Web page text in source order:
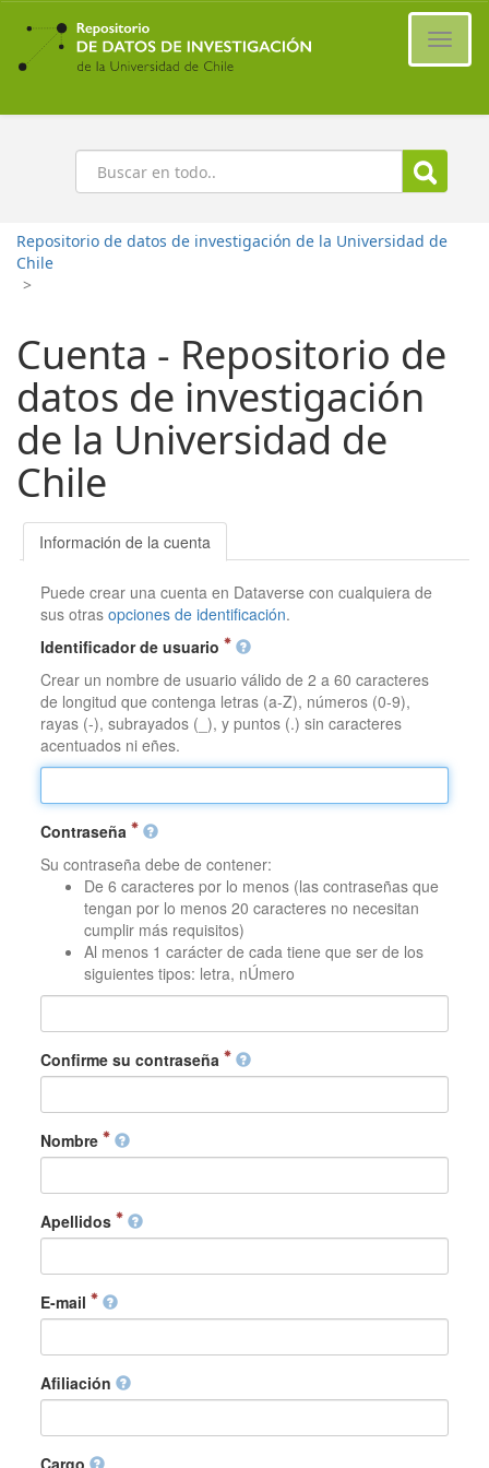
Ir
contenido
principal
Buscar
Repositorio de datos de investigación de la Universidad de
Chile
>
Cuenta - Repositorio de
datos de investigación
de la Universidad de
Chile
Información de la cuenta
Puede crear una cuenta en Dataverse con cualquiera de
sus otrasopciones de identificación.
Identificador de usuario
Crear un nombre de usuario válido de 2 a 60 caracteres
de longitud que contenga letras (a-Z), números (0-9),
rayas (-), subrayados (_), y puntos (.) sin caracteres
acentuados ni eñes.
Contraseña
Su contraseña debe de contener:
De 6 caracteres por lo menos (las contraseñas que
tengan por lo menos 20 caracteres no necesitan
cumplir más requisitos)
Al menos 1 carácter de cada tiene que ser de los
siguientes tipos: letra, nÚmero
Confirme su contraseña
Nombre
Apellidos
E-mail
Afiliación
Cargo